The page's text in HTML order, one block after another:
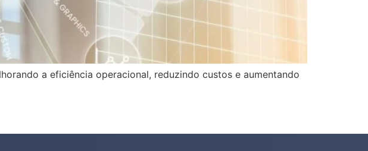
a eficiência operacional, reduzindo custos e aumentando